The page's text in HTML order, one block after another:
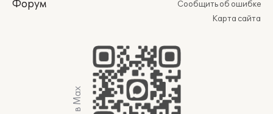
Форум
Сообщить об ошибке
Карта сайта